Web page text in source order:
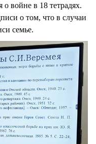
войне в 18 тетрадях.
о том, что в случаи
семье.